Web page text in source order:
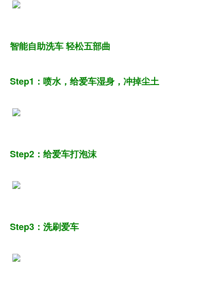
智能自助洗车 轻松五部曲
Step1：喷水，给爱车湿身，冲掉尘土
Step2：给爱车打泡沫
Step3：洗刷爱车